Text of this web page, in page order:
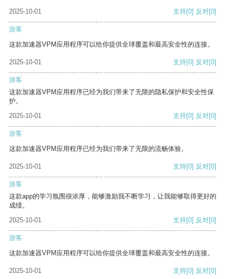
2025-10-01
支持[0] 反对[0]
游客
这款加速器VPM应用程序可以给你提供全球覆盖和最高安全性的连接。
2025-10-01 支持[0] 反对[0]
游客
这款加速器VPM应用程序已经为我们带来了无限的隐私保护和安全性保
护。
2025-10-01
支持[0] 反对[0]
游客
这款加速器VPM应用程序已经为我们带来了无限的流畅体验。
2025-10-01 支持[0] 反对[0]
游客
这款app的学习氛围很浓厚，能够激励我不断学习，让我能够取得更好的
成绩。
2025-10-01
支持[0] 反对[0]
游客
这款加速器VPM应用程序可以给你提供全球覆盖和最高安全性的连接。
2025-10-01 支持[0] 反对[0]